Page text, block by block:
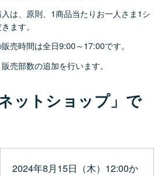
は、原則、1商品当たりお一人さま1シ
ます。
売時間は全日9:00～17:00です。
売部数の追加を行います。
ットショップ」で
2024年8月15日（木）12:00か